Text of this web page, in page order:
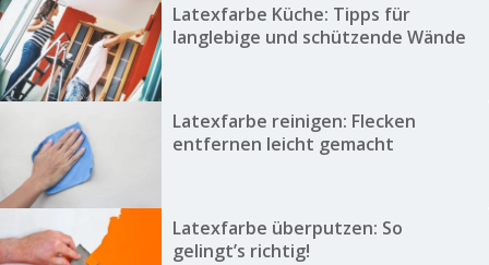
Latexfarbe Küche: Tipps für
langlebige und schützende Wände
Latexfarbe reinigen: Flecken
entfernen leicht gemacht
Latexfarbe überputzen: So
gelingt’s richtig!